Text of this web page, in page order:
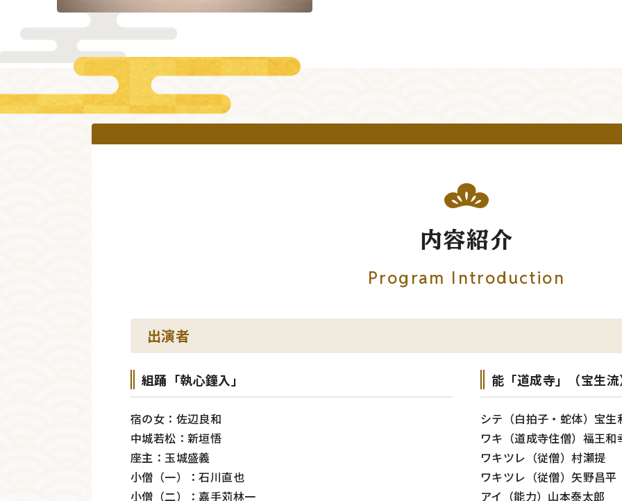
内容紹介
Program Introduction
出演者
組踊「執心鐘入」
宿の女：佐辺良和
中城若松：新垣悟
座主：玉城盛義
小僧（一）：石川直也
小僧（二）：嘉手苅林一
能「道成寺」（宝生
シテ（白拍子・蛇体）宝生
ワキ（道成寺住僧）福王和
ワキツレ（従僧）村瀬提
ワキツレ（従僧）矢野昌平
アイ（能力）山本泰太郎